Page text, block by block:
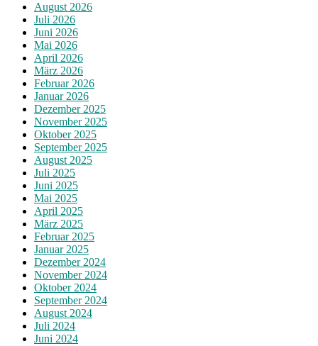
August 2026
Juli 2026
Juni 2026
Mai 2026
April 2026
März 2026
Februar 2026
Januar 2026
Dezember 2025
November 2025
Oktober 2025
September 2025
August 2025
Juli 2025
Juni 2025
Mai 2025
April 2025
März 2025
Februar 2025
Januar 2025
Dezember 2024
November 2024
Oktober 2024
September 2024
August 2024
Juli 2024
Juni 2024